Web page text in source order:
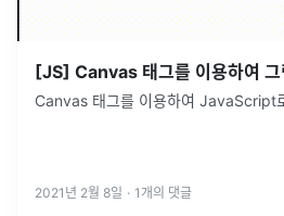
[JS] Canvas 태그를 이용하여
Canvas 태그를 이용하여 JavaScript
2021년 2월 8일 · 1 개의 댓글